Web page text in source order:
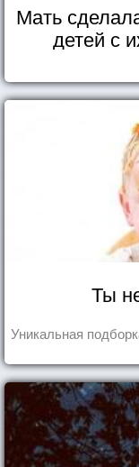
Мать
детей с
Ты
Уникальная